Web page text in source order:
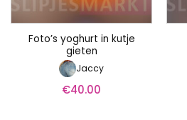
Foto’s yoghurt in kutje
gieten
Jaccy
€40.00